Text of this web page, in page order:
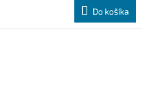
Do košíka